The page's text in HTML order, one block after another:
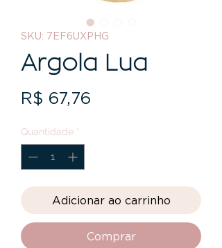
SKU: 7EF6UXPHG
Argola Lua
R$ 67,76
Quantidade *
Adicionar ao carrinho
Comprar